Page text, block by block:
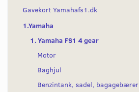
Gavekort Yamahafs1.dk
1.Yamaha
1. Yamaha FS1 4 gear
Motor
Baghjul
Benzintank, sadel, bagagebærer